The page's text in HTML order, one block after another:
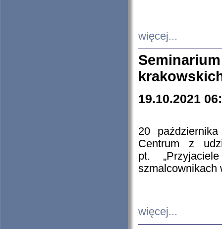
więcej...
19.10.2021
20
Centrum z
pt.
szmalcownikach
więcej...